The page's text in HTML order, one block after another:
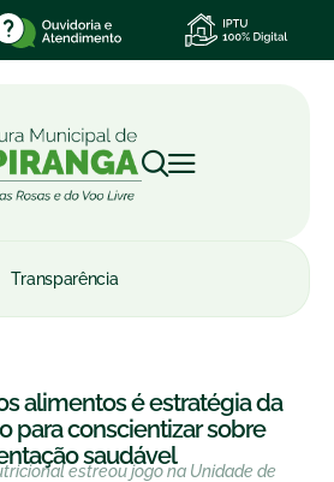
Transparência
alimentos é estratégia da
para conscientizar sobre
saudável
estreou jogo na Unidade de